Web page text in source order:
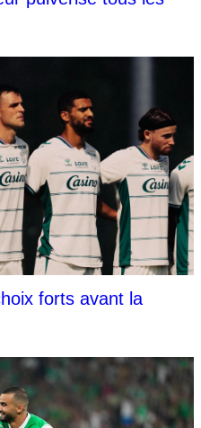
forts avant la